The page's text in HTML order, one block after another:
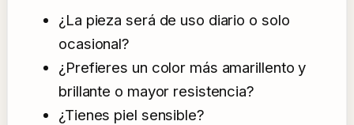
¿La pieza será de uso diario o solo
ocasional?
¿Prefieres un color más amarillento y
brillante o mayor resistencia?
¿Tienes piel sensible?